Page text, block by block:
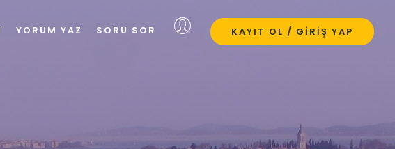
KAYIT OL / GIRIŞ YAP
YORUM YAZ SORU SOR